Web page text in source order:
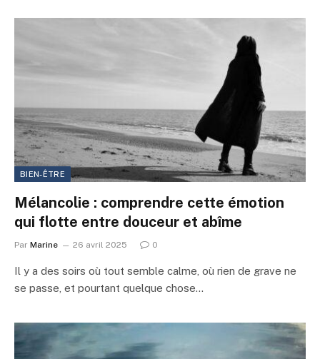
BIEN-ÊTRE
Mélancolie : comprendre cette émotion
qui flotte entre douceur et abîme
Par Marine 26 avril 2025 0
Il y a des soirs où tout semble calme, où rien de grave ne
se passe, et pourtant quelque chose…